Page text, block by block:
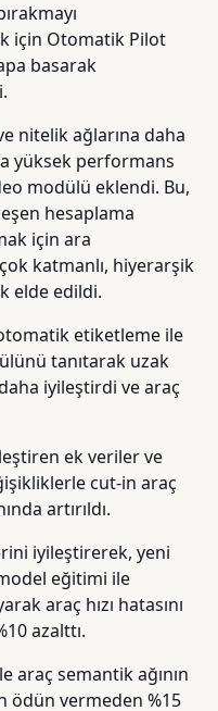
için Otomatik Pilot
basarak
nitelik ağlarına daha
yüksek performans
modülü eklendi. Bu,
hesaplama
için ara
katmanlı, hiyerarşik
elde edildi.
etiketleme ile
tanıtarak uzak
iyileştirdi ve araç
ek veriler ve
cut-in araç
artırıldı.
iyileştirerek, yeni
eğitimi ile
araç hızı hatasını
azalttı.
araç semantik ağının
ödün vermeden %15